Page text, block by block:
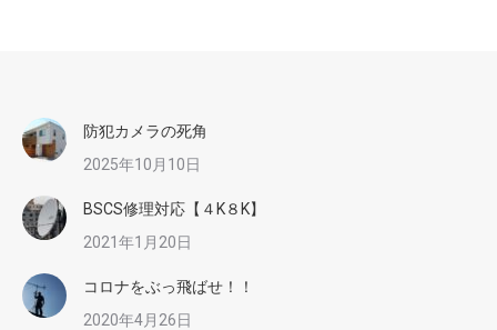
防犯カメラの死角
2025年10月10日
BSCS修理対応【４K８K】
2021年1月20日
コロナをぶっ飛ばせ！！
2020年4月26日